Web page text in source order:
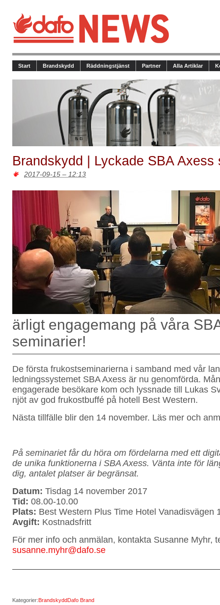
Start Brandskydd Räddningstjänst Partner Alla Artiklar
Brandskydd | Lyckade SBA Axess
2017-09-15 – 12:13
ärligt engagemang på våra
seminarier!
De första frukostseminarierna i samband med vår
ledningssystemet SBA Axess är nu genomförda.
engagerade besökare kom och lyssnade till Lukas
njöt av god frukostbuffé på hotell Best Western.
Nästa tillfälle blir den 14 november. Läs mer och
På seminariet får du höra om fördelarna med ett
de unika funktionerna i SBA Axess. Vänta inte för
dig, antalet platser är begränsat.
Datum: Tisdag 14 november 2017
Tid: 08.00-10.00
Plats: Best Western Plus Time Hotel Vanadisvägen
Avgift: Kostnadsfritt
För mer info och anmälan, kontakta Susanne Myhr,
susanne.myhr@dafo.se
Kategorier:BrandskyddDafo Brand